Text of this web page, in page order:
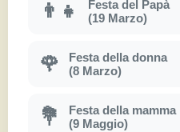
👨‍👧
Festa del Papà
(19 Marzo)
🌹
Festa della donna
(8 Marzo)
💐
Festa della mamma
(9 Maggio)